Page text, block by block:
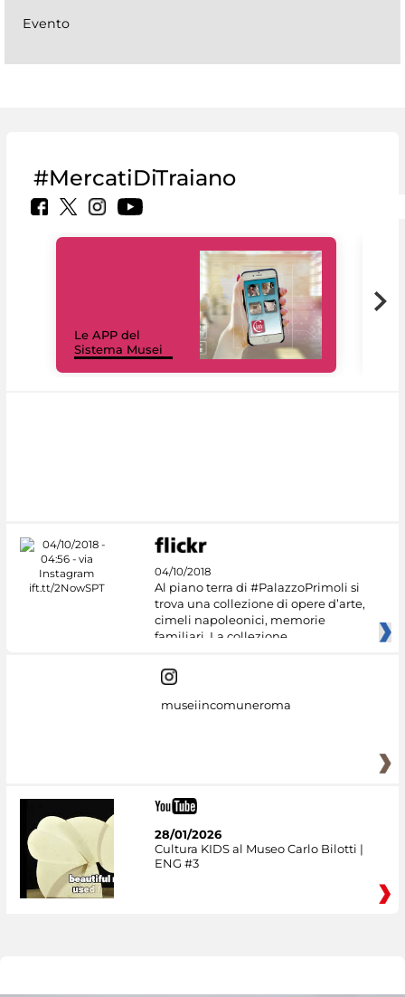
Evento
#MercatiDiTraiano
Le APP del
Sistema Musei
04/10/2018
Al piano terra di #PalazzoPrimoli si
trova una collezione di opere d’arte,
cimeli napoleonici, memorie
familiari. La collezione
museiincomuneroma
28/01/2026
Cultura KIDS al Museo Carlo Bilotti |
ENG #3